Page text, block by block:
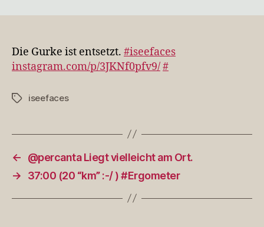
Die Gurke ist entsetzt. #iseefaces
instagram.com/p/3JKNf0pfv9/#
Schlagwörter
iseefaces
←
@percanta Liegt vielleicht am Ort.
→
37:00 (20 “km” :-/ ) #Ergometer